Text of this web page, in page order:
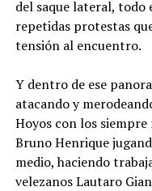
del saque lateral, todo
repetidas protestas
tensión al encuentro.
Y dentro de ese
atacando y
Hoyos con los
Bruno Henrique
medio, haciendo
velezanos Lautaro